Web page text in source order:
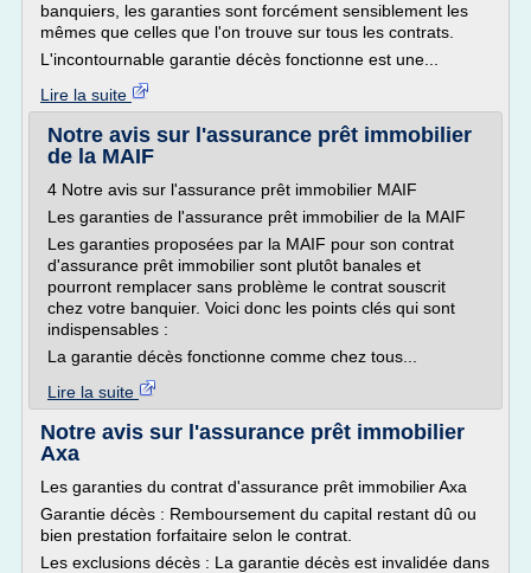
banquiers, les garanties sont forcément sensiblement les
mêmes que celles que l'on trouve sur tous les contrats.
L'incontournable garantie décès fonctionne est une...
Lire la suite
Notre avis sur l'assurance prêt immobilier
de la MAIF
4 Notre avis sur l'assurance prêt immobilier MAIF
Les garanties de l'assurance prêt immobilier de la MAIF
Les garanties proposées par la MAIF pour son contrat
d'assurance prêt immobilier sont plutôt banales et
pourront remplacer sans problème le contrat souscrit
chez votre banquier. Voici donc les points clés qui sont
indispensables :
La garantie décès fonctionne comme chez tous...
Lire la suite
Notre avis sur l'assurance prêt immobilier
Axa
Les garanties du contrat d'assurance prêt immobilier Axa
Garantie décès : Remboursement du capital restant dû ou
bien prestation forfaitaire selon le contrat.
Les exclusions décès : La garantie décès est invalidée dans